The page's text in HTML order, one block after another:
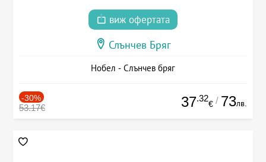
виж офертата
Слънчев Бряг
Нобел - Слънчев бряг
-30%
53.17€ 37.32
€ / 73лв.